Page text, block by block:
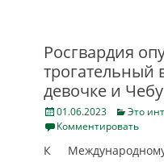
Росгвардия
трогательный
девочке и
Posted
on
01.06.2023 Categories
Это
Комментировать
К